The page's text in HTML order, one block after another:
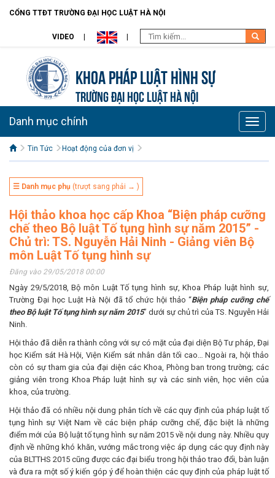
CỔNG TTĐT TRƯỜNG ĐẠI HỌC LUẬT HÀ NỘI
VIDEO
Khoa pháp luật Hình sự
TRƯỜNG ĐẠI HỌC LUẬT HÀ NỘI
Toggle
Danh mục chính
Tin Tức Hoạt động của đơn vị
☰ Danh mục phụ (trượt sang phải → )
Hội thảo khoa học cấp Khoa “Biện pháp cưỡng
chế theo Bộ luật Tố tụng hình sự năm 2015” -
Chủ trì: TS. Nguyễn Hải Ninh - Giảng viên Bộ
môn Luật Tố tụng hình sự
Đăng vào 29/05/2018 00:00
Ngày 29/5/2018, Bộ môn Luật Tố tụng hình sự, Khoa Pháp luật hình sự,
Trường Đại học Luật Hà Nội đã tổ chức hội thảo “Biện pháp cưỡng chế
theo Bộ luật Tố tụng hình sự năm 2015” dưới sự chủ trì của TS. Nguyễn Hải
Ninh.
Hội thảo đã diễn ra thành công với sự có mặt của đại diện Bộ Tư pháp, Đại
học Kiểm sát Hà Hội, Viện Kiểm sát nhân dân tối cao… Ngoài ra, hội thảo
còn có sự tham gia của đại diện các Khoa, Phòng ban trong trường; các
giảng viên trong Khoa Pháp luật hình sự và các sinh viên, học viên của
khoa, của trường.
Hội thảo đã có nhiều nội dung phân tích về các quy định của pháp luật tố
tụng hình sự Việt Nam về các biện pháp cưỡng chế, đặc biệt là những
điểm mới của Bộ luật tố tụng hình sự năm 2015 về nội dung này. Nhiều quy
định về những khó khăn, vướng mắc trong việc áp dụng các quy định này
của BLTTHS 2015 cũng được các đại biểu trong hội thảo trao đổi, bàn luận
và đưa ra một số ý kiến góp ý để hoàn thiện các quy định của pháp luật tố